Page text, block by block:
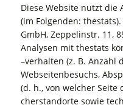
Die­se Web­site nutzt die
(im Fol­gen­den:
GmbH, Zep­pe­lin­str. 11,
Ana­ly­sen mit the­stats
–ver­hal­ten (z. B. Anzahl
Web­sei­ten­be­suchs,
(d. h., von wel­cher Sei­te
cher­stand­or­te sowie